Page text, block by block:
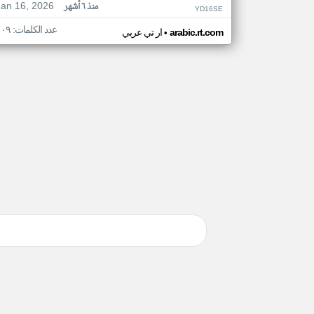
16, 2026 منذ ٦ أشهر YD16SE
ار تي عربي• arabic.rt.com عدد الكلمات: ١٠٩